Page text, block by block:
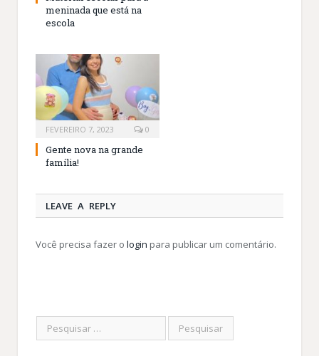
meninada que está na
escola
FEVEREIRO 7, 2023 0
Gente nova na grande
família!
LEAVE A REPLY
Você precisa fazer o login para publicar um comentário.